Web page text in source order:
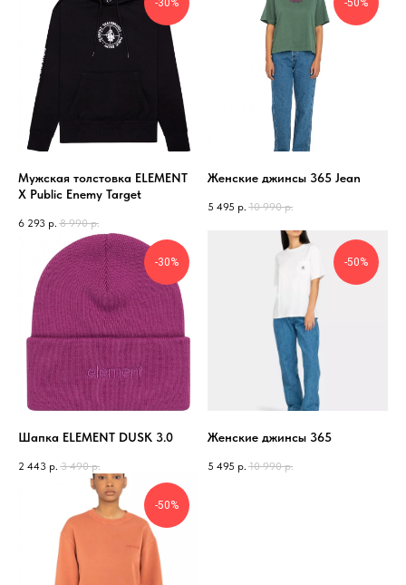
-30%
Мужская толстовка ELEMENT
X Public Enemy Target
6 293 р. 8 990 р.
-50%
Женские джинсы 365 Jean
5 495 р. 10 990 р.
-30%
Шапка ELEMENT DUSK 3.0
2 443 р. 3 490 р.
-50%
Женские джинсы 365
5 495 р. 10 990 р.
-50%